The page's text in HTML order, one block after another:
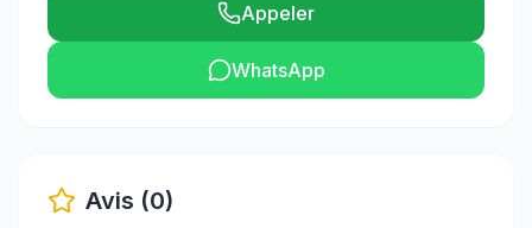
Appeler
WhatsApp
Avis (0)